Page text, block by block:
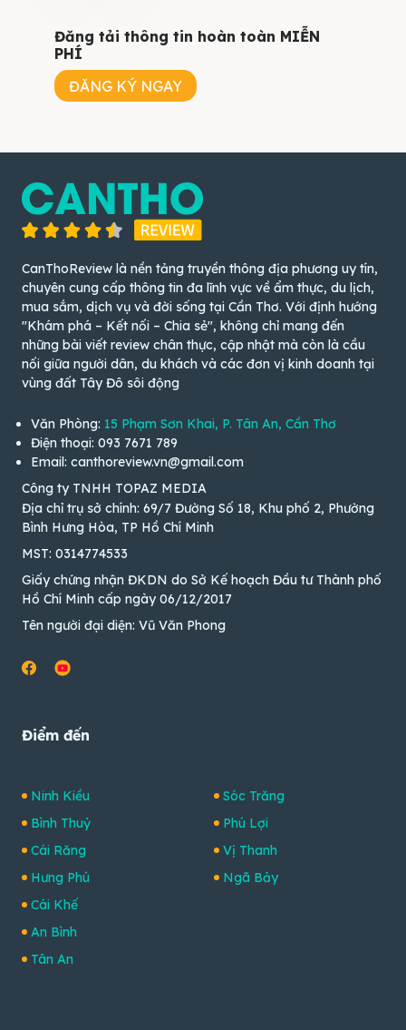
Đăng tải thông tin hoàn toàn MIỄN
PHÍ
ĐĂNG KÝ NGAY
CanThoReview là nền tảng truyền thông địa phương uy tín,
chuyên cung cấp thông tin đa lĩnh vực về ẩm thực, du lịch,
mua sắm, dịch vụ và đời sống tại Cần Thơ. Với định hướng
"Khám phá – Kết nối – Chia sẻ", không chỉ mang đến
những bài viết review chân thực, cập nhật mà còn là cầu
nối giữa người dân, du khách và các đơn vị kinh doanh tại
vùng đất Tây Đô sôi động
Văn Phòng: 15 Phạm Sơn Khai, P. Tân An, Cần Thơ
Điện thoại: 093 7671 789
Email: canthoreview.vn@gmail.com
Công ty TNHH TOPAZ MEDIA
Địa chỉ trụ sở chính: 69/7 Đường Số 18, Khu phố 2, Phường
Bình Hưng Hòa, TP Hồ Chí Minh
MST: 0314774533
Giấy chứng nhận ĐKDN do Sở Kế hoạch Đầu tư Thành phố
Hồ Chí Minh cấp ngày 06/12/2017
Tên người đại diện: Vũ Văn Phong
Điểm đến
Ninh Kiều
Bình Thuỷ
Cái Răng
Hưng Phú
Cái Khế
An Bình
Tân An
Sóc Trăng
Phú Lợi
Vị Thanh
Ngã Bảy